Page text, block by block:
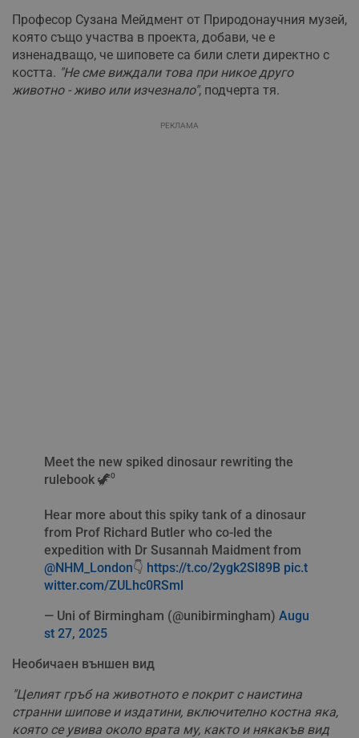
Професор Сузана Мейдмент от Природонаучния музей,
която също участва в проекта, добави, че е
изненадващо, че шиповете са били слети директно с
костта. "Не сме виждали това при никое друго
животно - живо или изчезнало", подчерта тя.
РЕКЛАМА
Meet the new spiked dinosaur rewriting the
rulebook 🦖⁰
Hear more about this spiky tank of a dinosaur
from Prof Richard Butler who co-led the
expedition with Dr Susannah Maidment from
@NHM_London👇 https://t.co/2ygk2Sl89B pic.t
witter.com/ZULhc0RSml
— Uni of Birmingham (@unibirmingham) Augu
st 27, 2025
Необичаен външен вид
"Целият гръб на животното е покрит с наистина
странни шипове и издатини, включително костна яка,
която се увива около врата му, както и някакъв вид